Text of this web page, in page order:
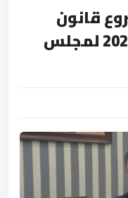
قانون
الموازنة العامة لسنة 2026 لمجلس